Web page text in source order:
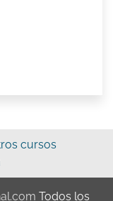
cursos
Todos los